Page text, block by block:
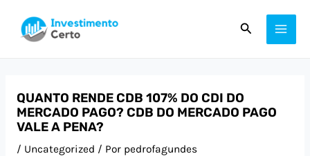
para
Pesquisar
QUANTO RENDE CDB 107% DO CDI DO
MERCADO PAGO? CDB DO MERCADO PAGO
VALE A PENA?
/ Uncategorized / Por pedrofagundes
navigation